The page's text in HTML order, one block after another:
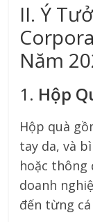
II. Ý
Năm
1. Hộp
Hộp quà
tay da, và
hoặc thông
doanh
đến từng